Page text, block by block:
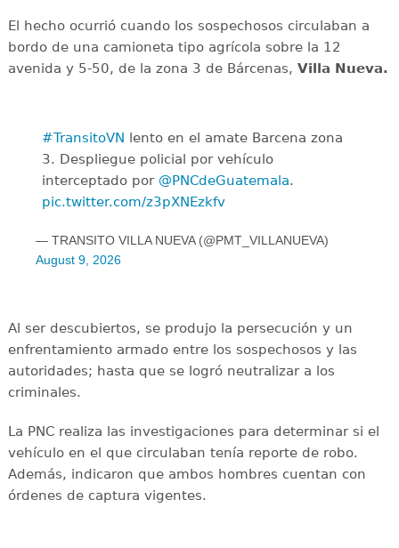
El hecho ocurrió cuando los sospechosos circulaban a
bordo de una camioneta tipo agrícola sobre la 12
avenida y 5-50, de la zona 3 de Bárcenas, Villa Nueva.
#TransitoVN lento en el amate Barcena zona
3. Despliegue policial por vehículo
interceptado por @PNCdeGuatemala.
pic.twitter.com/z3pXNEzkfv
— TRANSITO VILLA NUEVA (@PMT_VILLANUEVA)
August 9, 2026
Al ser descubiertos, se produjo la persecución y un
enfrentamiento armado entre los sospechosos y las
autoridades; hasta que se logró neutralizar a los
criminales.
La PNC realiza las investigaciones para determinar si el
vehículo en el que circulaban tenía reporte de robo.
Además, indicaron que ambos hombres cuentan con
órdenes de captura vigentes.